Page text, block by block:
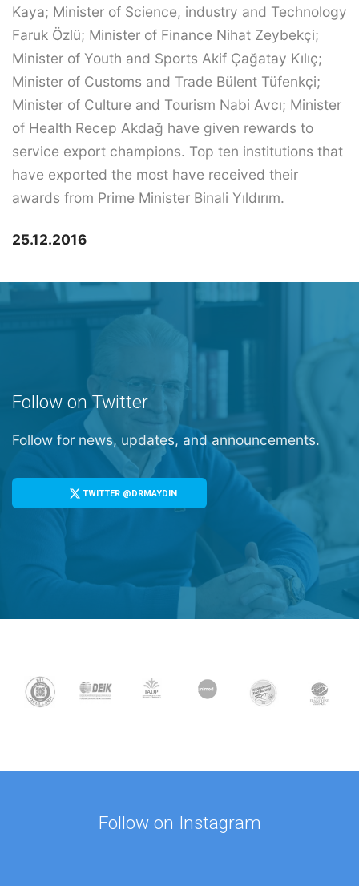
Kaya; Minister of Science, industry and Technology
Faruk Özlü; Minister of Finance Nihat Zeybekçi;
Minister of Youth and Sports Akif Çağatay Kılıç;
Minister of Customs and Trade Bülent Tüfenkçi;
Minister of Culture and Tourism Nabi Avcı; Minister
of Health Recep Akdağ have given rewards to
service export champions. Top ten institutions that
have exported the most have received their
awards from Prime Minister Binali Yıldırım.
25.12.2016
Follow on Twitter
Follow for news, updates, and announcements.
TWITTER @DRMAYDIN
Follow on Instagram